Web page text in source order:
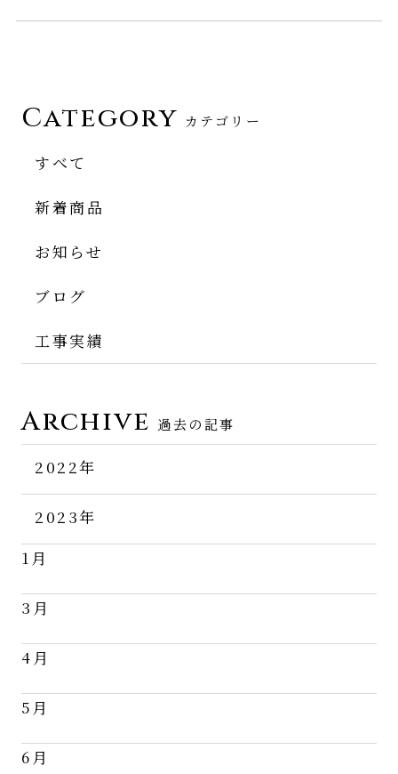
Category カテゴリー
すべて
新着商品
お知らせ
ブログ
工事実績
Archive 過去の記事
2022年
11月
12月
2023年
1月
3月
4月
5月
6月